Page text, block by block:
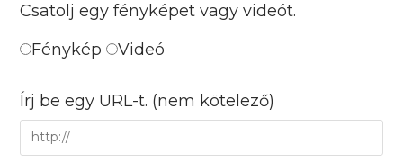
Csatolj egy fényképet vagy videót.
Fénykép
Videó
Írj be egy URL-t. (nem kötelező)